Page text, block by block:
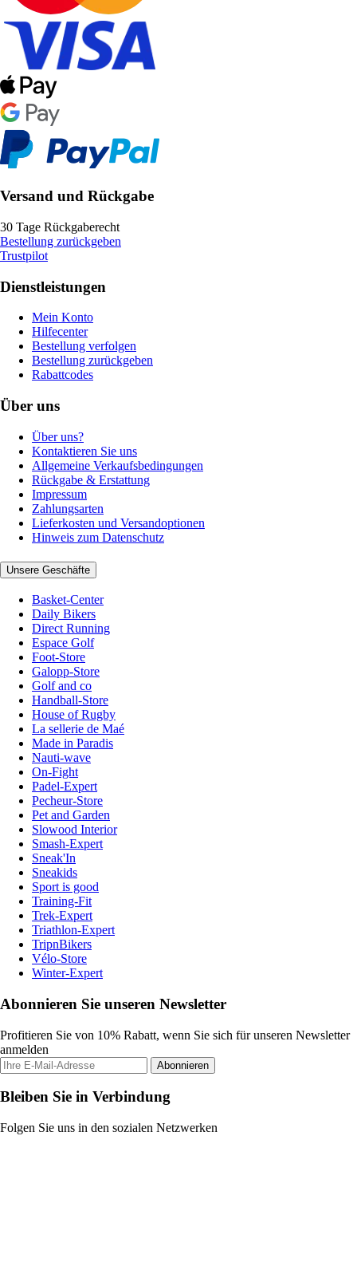
Versand und Rückgabe
30 Tage Rückgaberecht
Bestellung zurückgeben
Trustpilot
Dienstleistungen
Mein Konto
Hilfecenter
Bestellung verfolgen
Bestellung zurückgeben
Rabattcodes
Über uns
Über uns?
Kontaktieren Sie uns
Allgemeine Verkaufsbedingungen
Rückgabe & Erstattung
Impressum
Zahlungsarten
Lieferkosten und Versandoptionen
Hinweis zum Datenschutz
Unsere Geschäfte
Basket-Center
Daily Bikers
Direct Running
Espace Golf
Foot-Store
Galopp-Store
Golf and co
Handball-Store
House of Rugby
La sellerie de Maé
Made in Paradis
Nauti-wave
On-Fight
Padel-Expert
Pecheur-Store
Pet and Garden
Slowood Interior
Smash-Expert
Sneak'In
Sneakids
Sport is good
Training-Fit
Trek-Expert
Triathlon-Expert
TripnBikers
Vélo-Store
Winter-Expert
Abonnieren Sie unseren Newsletter
Profitieren Sie von 10% Rabatt, wenn Sie sich für unseren Newsletter
anmelden
Abonnieren
Bleiben Sie in Verbindung
Folgen Sie uns in den sozialen Netzwerken